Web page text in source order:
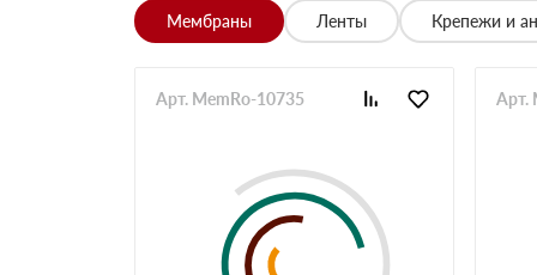
Начал сотрудничать недавно, нареканий
Брали утеплитель несколькими партиями, на
Заказывали с самовывозом, по качеству
складу, навигатор не туда завёл. Позвонили
ребята на месте помогли загрузить
Павел
Мембраны Ленты Крепежи и
Арт. MemRo-10735 Арт.